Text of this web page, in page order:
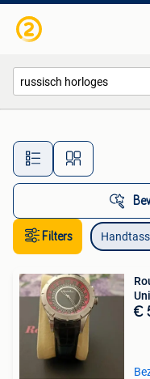
Filters
€